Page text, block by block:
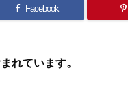
Facebook
れています。